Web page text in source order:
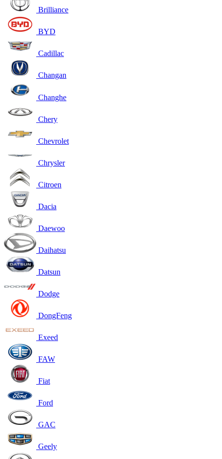
Brilliance
BYD
Cadillac
Changan
Changhe
Chery
Chevrolet
Chrysler
Citroen
Dacia
Daewoo
Daihatsu
Datsun
Dodge
DongFeng
Exeed
FAW
Fiat
Ford
GAC
Geely